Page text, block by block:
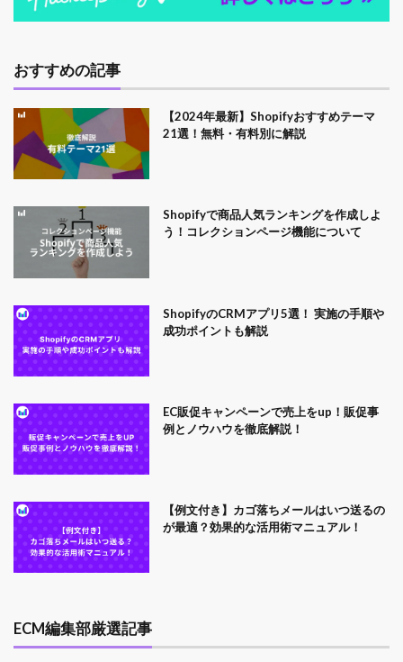
おすすめの記事
【2024年最新】Shopifyおすすめテーマ
21選！無料・有料別に解説
Shopifyで商品人気ランキングを作成しよ
う！コレクションページ機能について
ShopifyのCRMアプリ5選！ 実施の手順や
成功ポイントも解説
EC販促キャンペーンで売上をup！販促事
例とノウハウを徹底解説！
【例文付き】カゴ落ちメールはいつ送るの
が最適？効果的な活用術マニュアル！
ECM編集部厳選記事